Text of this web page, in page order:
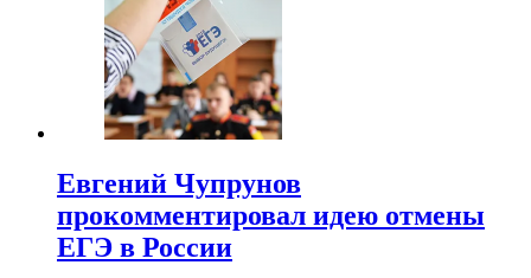
Евгений Чупрунов
прокомментировал идею отмены
ЕГЭ в России